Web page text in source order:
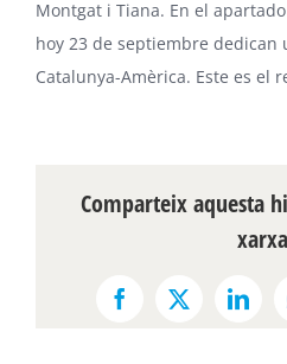
Montgat i Tiana. En el
hoy 23 de septiembre dedican
Catalunya-Amèrica. Este es el
Comparteix aquesta
Facebook
X